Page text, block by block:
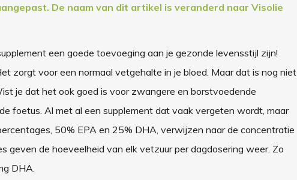
De naam van dit artikel is veranderd naar Visolie
een goede toevoeging aan je gezonde levensstijl zijn!
zorgt voor een normaal vetgehalte in je bloed. Maar dat is nog niet
je dat het ook goed is voor zwangere en borstvoedende
foetus. Al met al een supplement dat vaak vergeten wordt, maar
50% EPA en 25% DHA, verwijzen naar de concentratie
de hoeveelheid van elk vetzuur per dagdosering weer. Zo
DHA.